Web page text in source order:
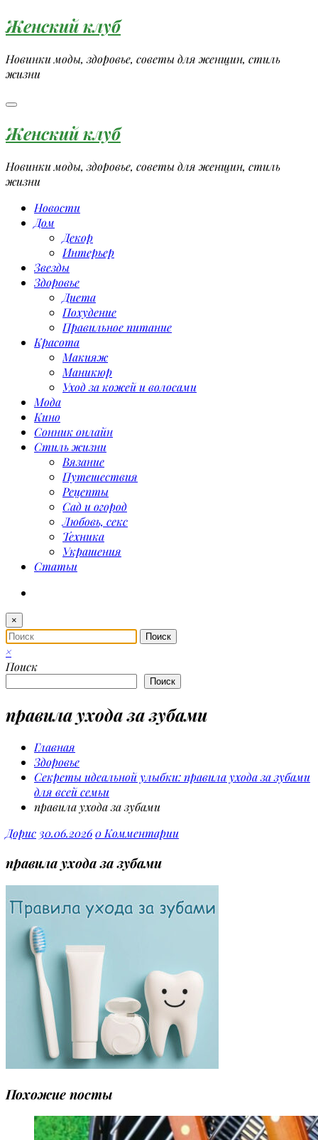
Перейти
к
содержимому
Женский клуб
Новинки моды, здоровье, советы для женщин, стиль
жизни
Женский клуб
Новинки моды, здоровье, советы для женщин, стиль
жизни
Новости
Дом
Декор
Интерьер
Звезды
Здоровье
Диета
Похудение
Правильное питание
Красота
Макияж
Маникюр
Уход за кожей и волосами
Мода
Кино
Сонник онлайн
Стиль жизни
Вязание
Путешествия
Рецепты
Сад и огород
Любовь, секс
Техника
Украшения
Статьи
×
×
Поиск
Поиск
правила ухода за зубами
Главная
Здоровье
Секреты идеальной улыбки: правила ухода за зубами
для всей семьи
правила ухода за зубами
Дорис 30.06.20260 Комментарии
правила ухода за зубами
Похожие посты